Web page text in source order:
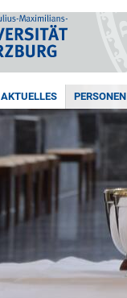
AKTUELLES PERSONEN